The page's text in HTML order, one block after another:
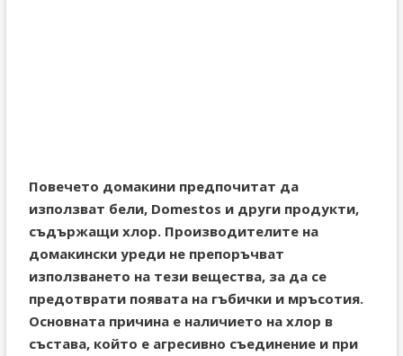
Повечето домакини предпочитат да
използват бели, Domestos и други продукти,
съдържащи хлор. Производителите на
домакински уреди не препоръчват
използването на тези вещества, за да се
предотврати появата на гъбички и мръсотия.
Основната причина е наличието на хлор в
състава, който е агресивно съединение и при